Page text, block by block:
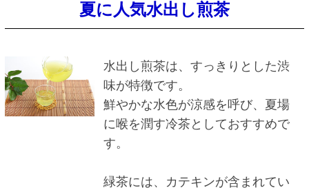
夏に人気水出し煎茶
水出し煎茶は、すっきりとした渋
味が特徴です。
鮮やかな水色が涼感を呼び、夏場
に喉を潤す冷茶としておすすめで
す。
緑茶には、カテキンが含まれてい